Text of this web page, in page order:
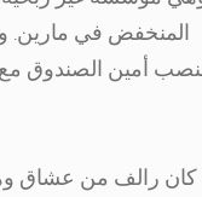
المنخفض في مارين.
أمين الصندوق مع
كان رالف من عشاق